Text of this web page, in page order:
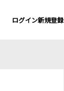
ログイン新規登録